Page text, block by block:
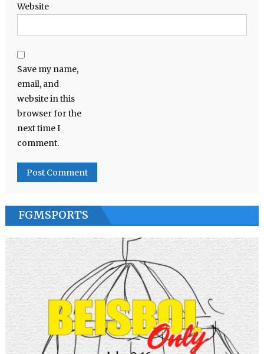
Website
Save my name,
email, and
website in this
browser for the
next time I
comment.
FGMSPORTS